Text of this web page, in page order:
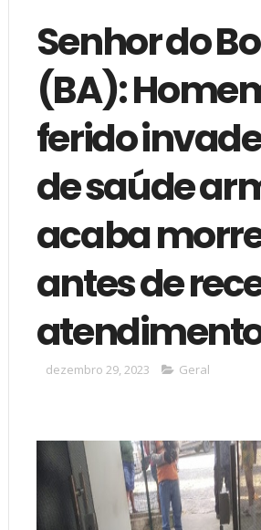
Senhor do
(BA):
ferido
de saúde
acaba
antes de
dezembro 29, 2023 Geral